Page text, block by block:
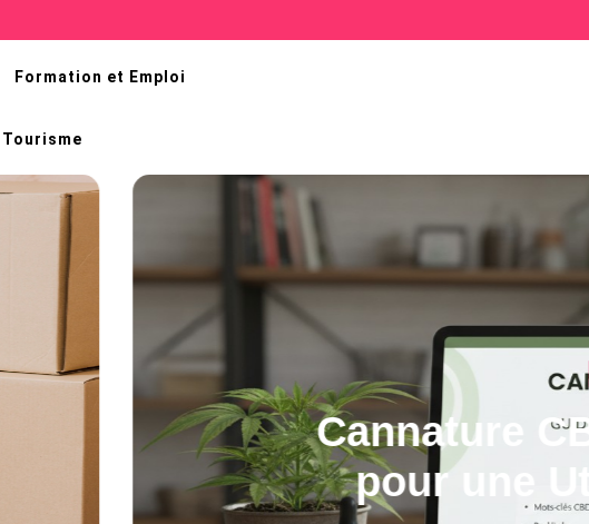
Formation et Emploi
Tourisme